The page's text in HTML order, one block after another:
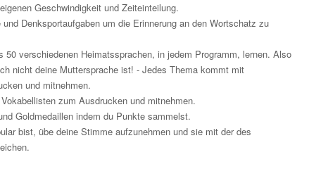
Geschwindigkeit und Zeiteinteilung.
Denksportaufgaben um die Erinnerung an den Wortschatz zu
50 verschiedenen Heimatssprachen, in jedem Programm, lernen. Also
nicht deine Muttersprache ist! - Jedes Thema kommt mit
und mitnehmen.
zum Ausdrucken und mitnehmen.
Goldmedaillen indem du Punkte sammelst.
bist, übe deine Stimme aufzunehmen und sie mit der des